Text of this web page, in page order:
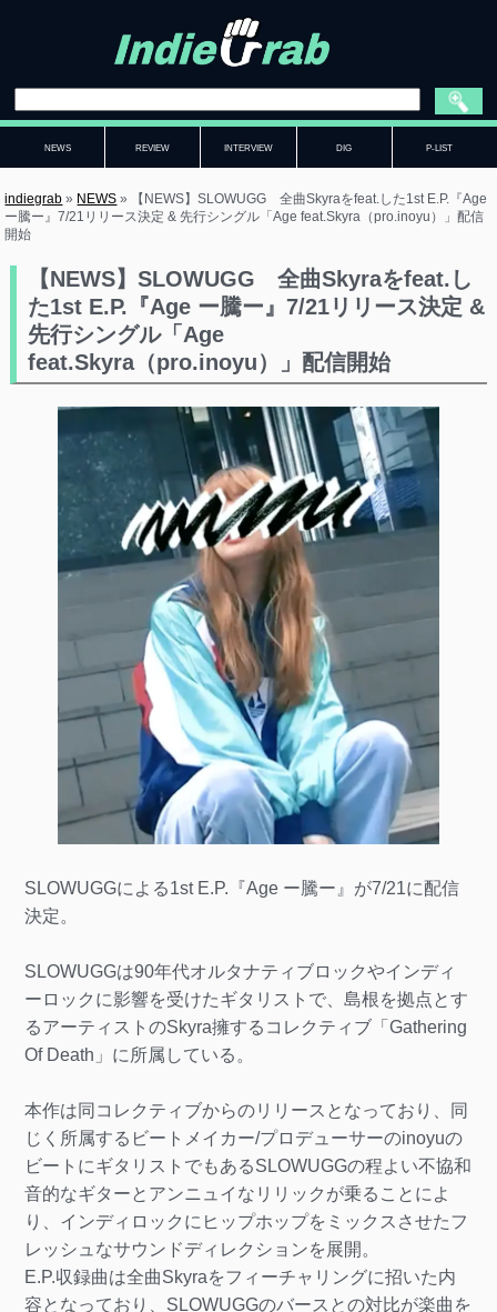
NEWS REVIEW INTERVIEW DIG P-LIST
indiegrab » NEWS »
【NEWS】SLOWUGG 全曲Skyraをfeat.した1st E.P.『Age
ー騰ー』7/21リリース決定 & 先行シングル「Age feat.Skyra（pro.inoyu）」配信
開始
【NEWS】SLOWUGG 全曲Skyraをfeat.し
た1st E.P.『Age ー騰ー』7/21リリース決定 &
先行シングル「Age
feat.Skyra（pro.inoyu）」配信開始
SLOWUGGによる1st E.P.『Age ー騰ー』が7/21に配信
決定。
SLOWUGGは90年代オルタナティブロックやインディ
ーロックに影響を受けたギタリストで、島根を拠点とす
るアーティストのSkyra擁するコレクティブ「Gathering
Of Death」に所属している。
本作は同コレクティブからのリリースとなっており、同
じく所属するビートメイカー/プロデューサーのinoyuの
ビートにギタリストでもあるSLOWUGGの程よい不協和
音的なギターとアンニュイなリリックが乗ることによ
り、インディロックにヒップホップをミックスさせたフ
レッシュなサウンドディレクションを展開。
E.P.収録曲は全曲Skyraをフィーチャリングに招いた内
容となっており、SLOWUGGのバースとの対比が楽曲を